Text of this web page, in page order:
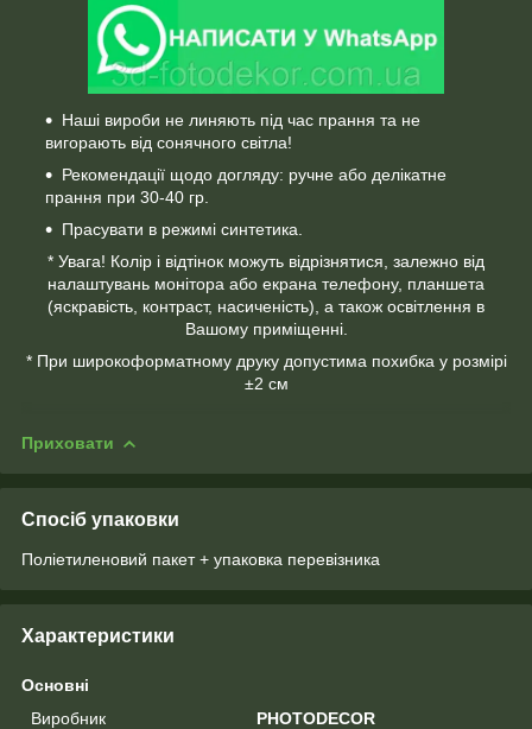
Наші вироби не линяють під час прання та не
вигорають від сонячного світла!
Рекомендації щодо догляду: ручне або делікатне
прання при 30-40 гр.
Прасувати в режимі синтетика.
* Увага! Колір і відтінок можуть відрізнятися, залежно від
налаштувань монітора або екрана телефону, планшета
(яскравість, контраст, насиченість), а також освітлення в
Вашому приміщенні.
* При широкоформатному друку допустима похибка у розмірі
±2 см
Приховати
Спосіб упаковки
Поліетиленовий пакет + упаковка перевізника
Характеристики
Основні
Виробник
PHOTODECOR